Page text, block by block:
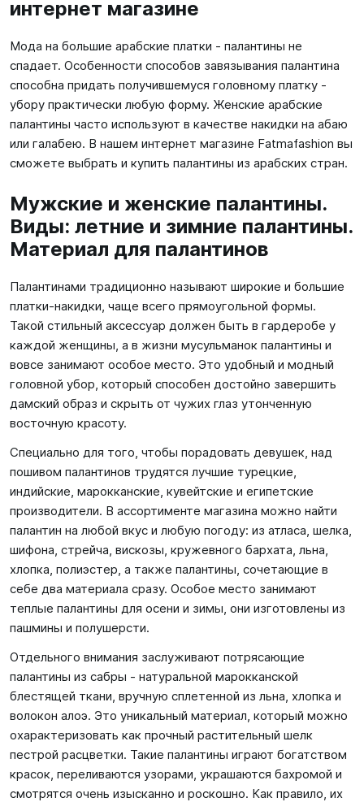
интернет магазине
Мода на большие арабские платки - палантины не
спадает. Особенности способов завязывания палантина
способна придать получившемуся головному платку -
убору практически любую форму. Женские арабские
палантины часто используют в качестве накидки на абаю
или галабею. В нашем интернет магазине Fatmafashion вы
сможете выбрать и купить палантины из арабских стран.
Мужские и женские палантины.
Виды: летние и зимние палантины.
Материал для палантинов
Палантинами традиционно называют широкие и большие
платки-накидки, чаще всего прямоугольной формы.
Такой стильный аксессуар должен быть в гардеробе у
каждой женщины, а в жизни мусульманок палантины и
вовсе занимают особое место. Это удобный и модный
головной убор, который способен достойно завершить
дамский образ и скрыть от чужих глаз утонченную
восточную красоту.
Специально для того, чтобы порадовать девушек, над
пошивом палантинов трудятся лучшие турецкие,
индийские, марокканские, кувейтские и египетские
производители. В ассортименте магазина можно найти
палантин на любой вкус и любую погоду: из атласа, шелка,
шифона, стрейча, вискозы, кружевного бархата, льна,
хлопка, полиэстер, а также палантины, сочетающие в
себе два материала сразу. Особое место занимают
теплые палантины для осени и зимы, они изготовлены из
пашмины и полушерсти.
Отдельного внимания заслуживают потрясающие
палантины из сабры - натуральной марокканской
блестящей ткани, вручную сплетенной из льна, хлопка и
волокон алоэ. Это уникальный материал, который можно
охарактеризовать как прочный растительный шелк
пестрой расцветки. Такие палантины играют богатством
красок, переливаются узорами, украшаются бахромой и
смотрятся очень изысканно и роскошно. Как правило, их